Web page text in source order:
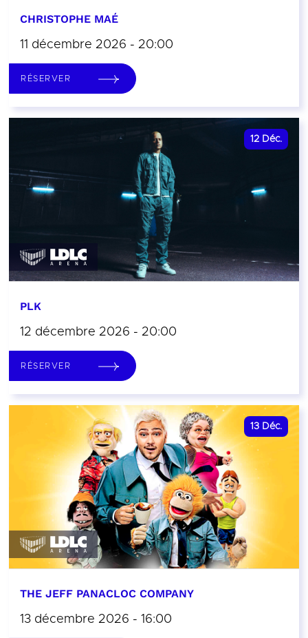
CHRISTOPHE MAÉ
11 décembre 2026 - 20:00
RÉSERVER
12 Déc.
PLK
12 décembre 2026 - 20:00
RÉSERVER
13 Déc.
THE JEFF PANACLOC COMPANY
13 décembre 2026 - 16:00